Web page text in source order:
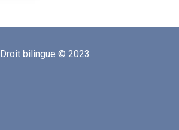
Droit bilingue © 2023